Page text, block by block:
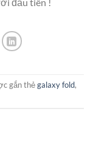
đầu tiên !
gắn thẻgalaxy fold,